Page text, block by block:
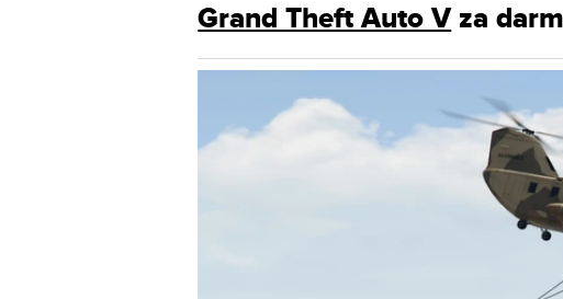
Grand Theft Auto Vza